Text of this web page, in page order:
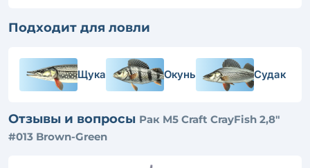
Подходит для ловли
Щука Окунь Судак
Отзывы и вопросы Рак M5 Craft CrayFish 2,8"
#013 Brown-Green